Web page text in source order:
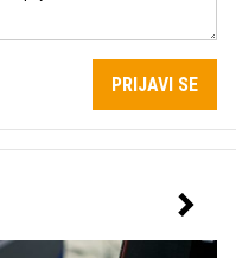
PRIJAVI SE